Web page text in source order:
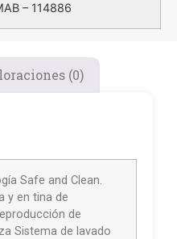
– 114886
(0)
Safe and Clean.
y en tina de
de
Sistema de lavado